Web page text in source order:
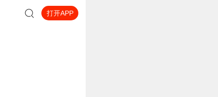
打开APP